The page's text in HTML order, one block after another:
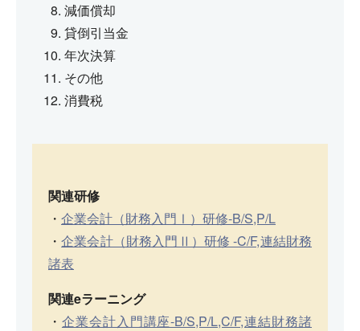
減価償却
貸倒引当金
年次決算
その他
消費税
関連研修
・ 企業会計（財務入門Ⅰ）研修-B/S,P/L
・企業会計（財務入門Ⅱ）研修 -C/F,連結財務
諸表
関連eラーニング
・ 企業会計入門講座-B/S,P/L,C/F,連結財務諸